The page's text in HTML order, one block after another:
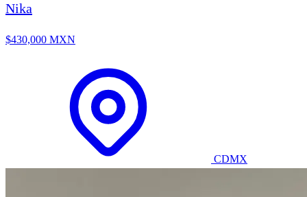
Nika
$430,000 MXN
CDMX